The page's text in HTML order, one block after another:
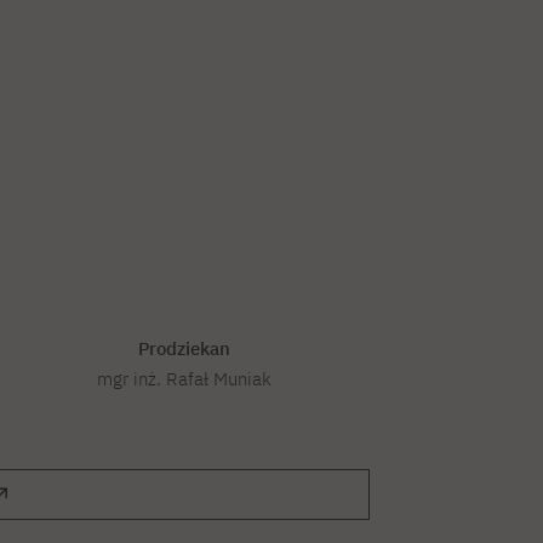
Prodziekan
mgr inż. Rafał Muniak